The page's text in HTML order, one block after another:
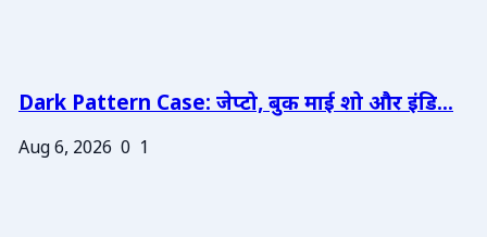
Dark Pattern Case: जेप्टो, बुक माई शो और इंडि...
Aug 6, 2026 0 1